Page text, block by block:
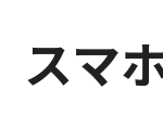
スマ